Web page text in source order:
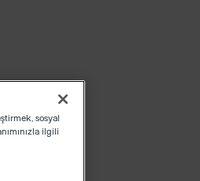
sosyal
ilgili